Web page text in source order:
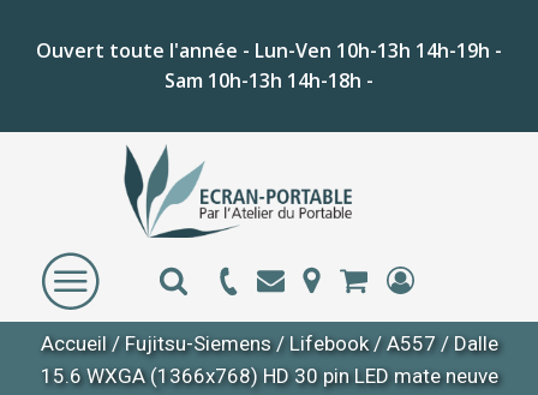
Ouvert toute l'année - Lun-Ven 10h-13h 14h-19h -
Sam 10h-13h 14h-18h -
Accueil/ Fujitsu-Siemens/ Lifebook/ A557 / Dalle
15.6 WXGA (1366x768) HD 30 pin LED mate neuve